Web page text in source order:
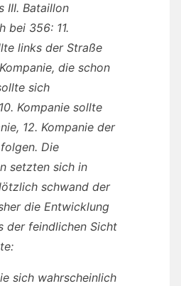
III. Bataillon
bei 356: 11.
links der Straße
die schon
sich
Kompanie sollte
12. Kompanie der
folgen. Die
setzten sich in
schwand der
die Entwicklung
der feindlichen Sicht
sich wahrscheinlich